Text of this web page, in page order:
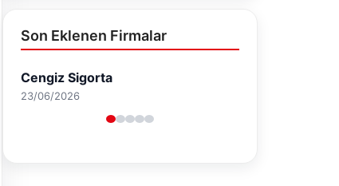
Son Eklenen Firmalar
Hastaş Beton
26/05/2026